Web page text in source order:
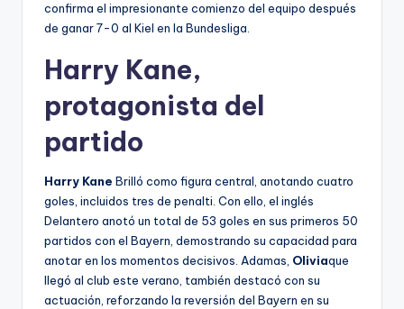
confirma el impresionante comienzo del equipo después
de ganar 7-0 al Kiel en la Bundesliga.
Harry Kane,
protagonista del
partido
Harry Kane Brilló como figura central, anotando cuatro
goles, incluidos tres de penalti. Con ello, el inglés
Delantero anotó un total de 53 goles en sus primeros 50
partidos con el Bayern, demostrando su capacidad para
anotar en los momentos decisivos. Adamas, Oliviaque
llegó al club este verano, también destacó con su
actuación, reforzando la reversión del Bayern en su